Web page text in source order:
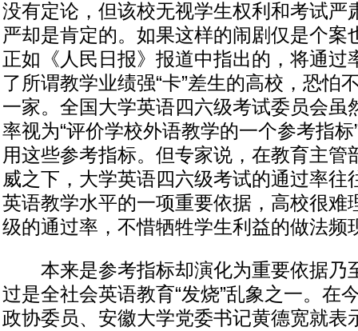
没有定论，但该校无视学生权利和考试严
严却是肯定的。如果这样的闹剧仅是个案
正如《人民日报》报道中指出的，将通过
了所谓教学业绩强“卡”差生的高校，恐怕
一家。全国大学英语四六级考试委员会虽
率视为“评价学校外语教学的一个参考指
用这些参考指标。但专家说，在教育主管
威之下，大学英语四六级考试的通过率往
英语教学水平的一项重要依据，高校很难
级的通过率，不惜牺牲学生利益的做法频
本来是参考指标却演化为重要依据乃
过是全社会英语教育“发烧”乱象之一。在
政协委员、安徽大学党委书记黄德宽就表